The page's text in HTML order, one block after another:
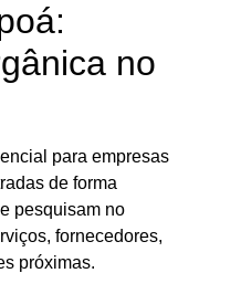
no
para empresas
de forma
pesquisam no
fornecedores,
próximas.